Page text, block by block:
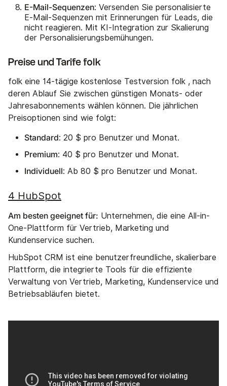
E-Mail-Sequenzen: Versenden Sie personalisierte
E-Mail-Sequenzen mit Erinnerungen für Leads, die
nicht reagieren. Mit KI-Integration zur Skalierung
der Personalisierungsbemühungen.
Preise und Tarife folk
folk eine 14-tägige kostenlose Testversion folk , nach
deren Ablauf Sie zwischen günstigen Monats- oder
Jahresabonnements wählen können. Die jährlichen
Preisoptionen sind wie folgt:
Standard: 20 $ pro Benutzer und Monat.
Premium: 40 $ pro Benutzer und Monat.
Individuell: Ab 80 $ pro Benutzer und Monat.
4 HubSpot
Am besten geeignet für: Unternehmen, die eine All-in-
One-Plattform für Vertrieb, Marketing und
Kundenservice suchen.
HubSpot CRM ist eine benutzerfreundliche, skalierbare
Plattform, die integrierte Tools für die effiziente
Verwaltung von Vertrieb, Marketing, Kundenservice und
Betriebsabläufen bietet.